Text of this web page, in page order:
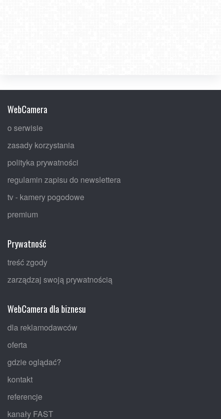
WebCamera
o serwisie
zasady korzystania
polityka prywatności
regulamin zapisu do newslettera
tv - kamery pogodowe
premium
Prywatność
treść zgody
zarządzaj swoją prywatnością
WebCamera dla biznesu
dla reklamodawców
oferta
gdzie oglądać?
kontakt
referencje
kanały FAST